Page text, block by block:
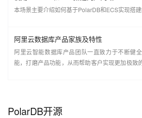
本场景主要介绍如何基于PolarDB和ECS实现搭建
阿里云数据库产品家族及特性
阿里云智能数据库产品团队一直致力于不断健
能，打磨产品功能，从而帮助客户实现更加极致
扩展能力、并利用云设施进一步降低企业成本
系， 结合NoSQL数据库、数据库生态工具、云
台，为阿里巴巴经济体以及各个行业的企业客户
PolarDB开源